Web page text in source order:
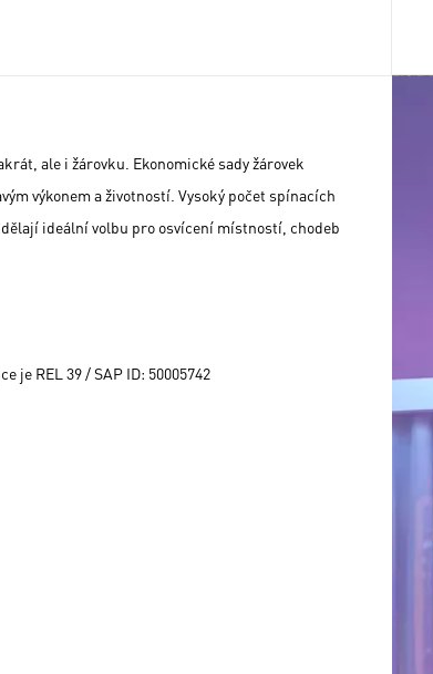
ale i žárovku. Ekonomické sady žárovek
výkonem a životností. Vysoký počet spínacích
ideální volbu pro osvícení místností, chodeb
je REL 39 / SAP ID: 50005742